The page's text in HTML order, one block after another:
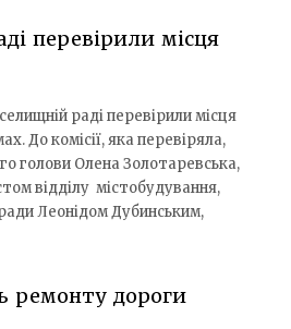
перевірили місця
раді перевірили місця
До комісії, яка перевіряла,
голови Олена Золотаревська,
відділу містобудування,
Леонідом Дубинським,
ремонту дороги